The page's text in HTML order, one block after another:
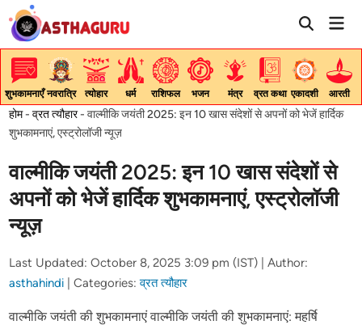
Skip
content
शुभकामनाएँ नवरात्रि त्योहार धर्म राशिफल भजन मंत्र व्रत कथा एकादशी आरती
होम-व्रत त्यौहार-वाल्मीकि जयंती 2025: इन 10 खास संदेशों से अपनों को भेजें हार्दिक
शुभकामनाएं, एस्ट्रोलॉजी न्यूज़
वाल्मीकि जयंती 2025: इन 10 खास संदेशों से
अपनों को भेजें हार्दिक शुभकामनाएं, एस्ट्रोलॉजी
न्यूज़
Last Updated: October 8, 2025 3:09 pm (IST) |
Author:
asthahindi
Categories:व्रत त्यौहार
वाल्मीकि जयंती की शुभकामनाएं वाल्मीकि जयंती की शुभकामनाएं: महर्षि